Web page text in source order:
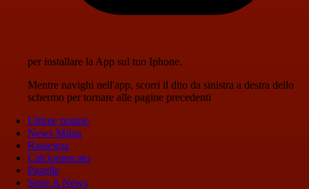
per installare la App sul tuo Iphone.
Mentre navighi nell'app, scorri il dito da sinistra a destra dello
schermo per tornare alle pagine precedenti
Ultime notizie
News Milan
Rassegna
Calciomercato
Pagelle
Serie A News